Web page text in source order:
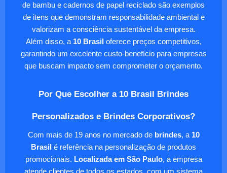
de bambu e cadernos de papel reciclado são exemplos
de itens que demonstram responsabilidade ambiental e
valorizam a consciência sustentável da empresa.
Além disso, a 10 Brasiloferece preços competitivos,
garantindo um excelente custo-benefício para empresas
que buscam impacto sem comprometer o orçamento.
Por Que Escolher a 10 Brasil Brindes
Personalizados e Brindes Corporativos?
Com mais de 19 anos no mercado de brindes, a 10
Brasil é referência na personalização de produtos
promocionais. Localizada em São Paulo, a empresa
atende clientes de todos os estados, com um sistema